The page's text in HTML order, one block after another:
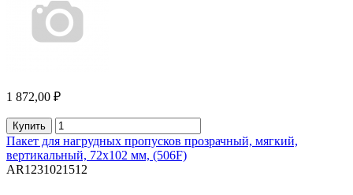
1 872,00 ₽
Купить
Пакет для нагрудных пропусков прозрачный, мягкий,
вертикальный, 72х102 мм, (506F)
AR1231021512